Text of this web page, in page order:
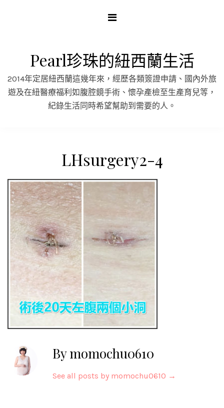
Pearl珍珠的紐西蘭生活
2014年定居紐西蘭這幾年來，經歷各類簽證申請、國內外旅
遊及在紐醫療福利如腹腔鏡手術、懷孕產檢至生產育兒等，
紀錄生活同時希望幫助到需要的人。
LHsurgery2-4
By momochu0610
See all posts by momochu0610 →